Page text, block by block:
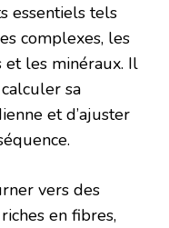
essentiels tels
complexes, les
et les minéraux. Il
sa
et d’ajuster
vers des
en fibres,